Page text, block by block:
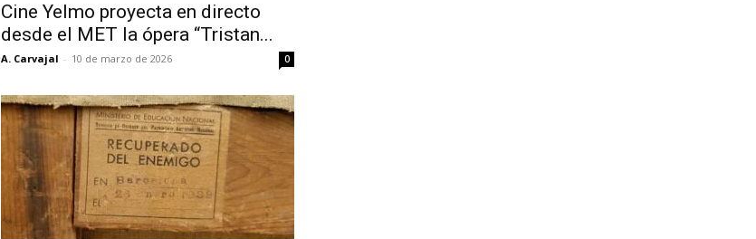
Cine Yelmo proyecta en directo
desde el MET la ópera “Tristan...
A. Carvajal - 10 de marzo de 2026 0